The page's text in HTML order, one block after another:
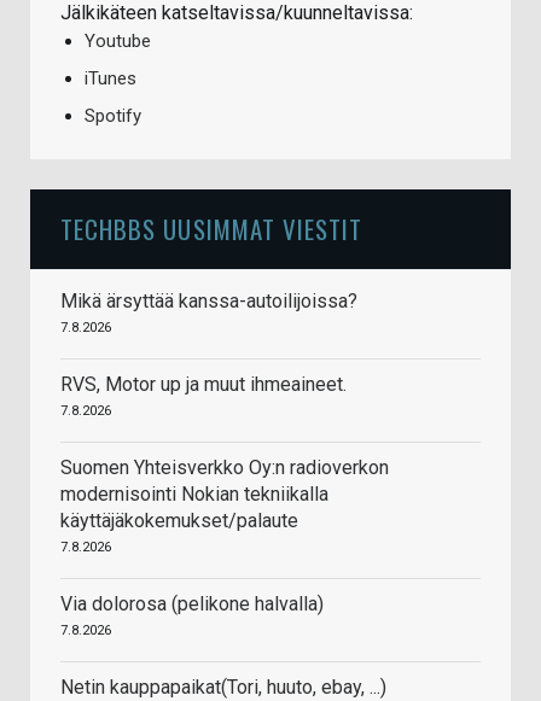
Jälkikäteen katseltavissa/kuunneltavissa:
Youtube
iTunes
Spotify
TECHBBS UUSIMMAT VIESTIT
Mikä ärsyttää kanssa-autoilijoissa?
7.8.2026
RVS, Motor up ja muut ihmeaineet.
7.8.2026
Suomen Yhteisverkko Oy:n radioverkon
modernisointi Nokian tekniikalla
käyttäjäkokemukset/palaute
7.8.2026
Via dolorosa (pelikone halvalla)
7.8.2026
Netin kauppapaikat(Tori, huuto, ebay, ...)